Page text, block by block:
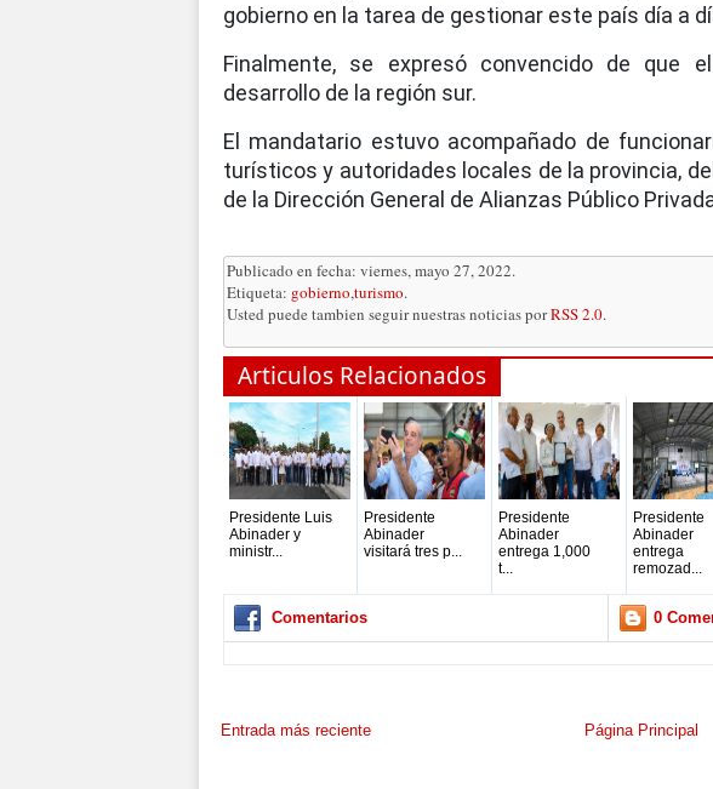
gobierno en la tarea de gestionar este país día a
Finalmente, se expresó convencido de que
desarrollo de la región sur.
El mandatario estuvo acompañado de
turísticos y autoridades locales de la provincia,
de la Dirección General de Alianzas Público
Publicado en fecha: viernes, mayo 27, 2022.
Etiqueta: gobierno,turismo.
Usted puede tambien seguir nuestras noticias porRSS 2.0.
Articulos Relacionados
Presidente Luis
Abinader y
ministr...
Presidente
Abinader
visitará tres p...
Presidente
Abinader
entrega 1,000
t...
Presidente
Abinader
entrega
remozad...
Comentarios 0
Entrada más reciente Página Principal